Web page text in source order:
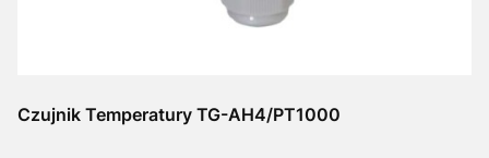
Czujnik Temperatury TG-AH4/PT1000